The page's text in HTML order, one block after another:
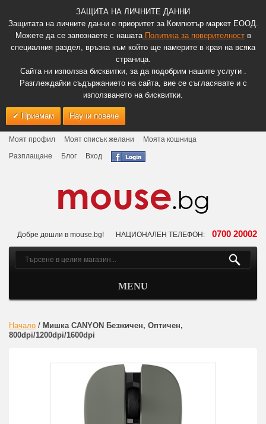
ЗАЩИТА НА ЛИЧНИТЕ ДАННИ
Защитата на личните данни е приоритет за Компютър маркет ЕООД.
Можете да се запознаете с нашатаПолитика за поверителноств
специалния раздел, връзка към който ще намерите в края на всяка
страница.
Сайта ни използва бисквитки, за да подобрим нашите услуги .
Разглеждайки съдържанието на сайта, вие се съгласявате и с
използването на бисквитки.
Приемам Научи повече
Моят профил Моят списък желани
Моята кошница
Разплащане
Блог Вход
Добре дошли в mouse.bg! НАЦИОНАЛЕН ТЕЛЕФОН: 0700 20002
MENU
Начало / Мишка CANYON Безжичен, Оптичен,
800dpi/1200dpi/1600dpi